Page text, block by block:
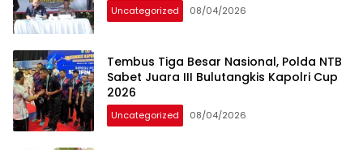
Uncategorized 08/04/2026
Tembus Tiga Besar Nasional, Polda NTB
Sabet Juara III Bulutangkis Kapolri Cup
2026
Uncategorized 08/04/2026